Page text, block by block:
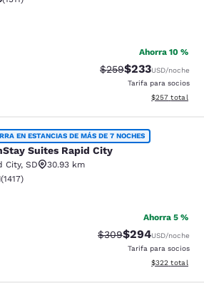
Ahorra 10 %
Precio tachado:
$259Precio con
$233USD/noche
Tarifa para socios
Ver detalles
$257 total
Rapid City
EN ESTANCIAS DE MÁS DE 7 NOCHES
Suites Rapid City
City, SD
30.93 km
de 4.12 estrellas. Muy bueno. 1417 reseñas
(1417)
Ahorra 5 %
Precio tachado:
$309Precio con
$294USD/noche
Tarifa para socios
Ver detalles
$322 total